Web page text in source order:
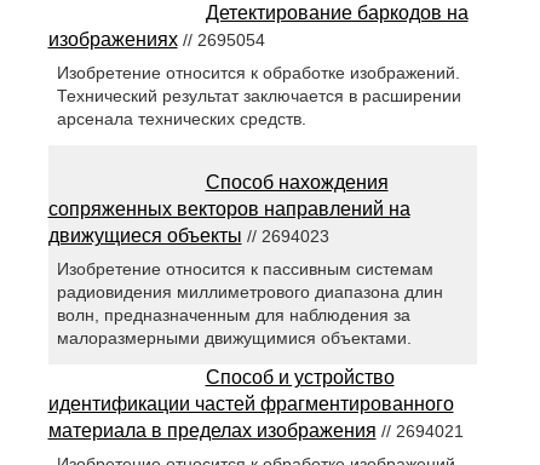
Детектирование баркодов на
изображениях// 2695054
Изобретение относится к обработке изображений.
Технический результат заключается в расширении
арсенала технических средств.
Способ нахождения
сопряженных векторов направлений на
движущиеся объекты // 2694023
Изобретение относится к пассивным системам
радиовидения миллиметрового диапазона длин
волн, предназначенным для наблюдения за
малоразмерными движущимися объектами.
Способ и устройство
идентификации частей фрагментированного
материала в пределах изображения // 2694021